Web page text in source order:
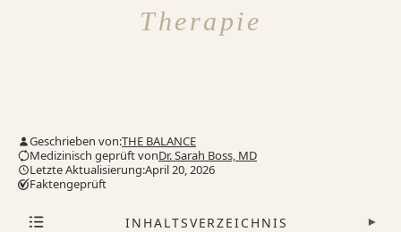
Therapie
Geschrieben von:THE BALANCE
Medizinisch geprüft vonDr. Sarah Boss, MD
Letzte Aktualisierung:April 20, 2026
Faktengeprüft
INHALTSVERZEICHNIS ▾